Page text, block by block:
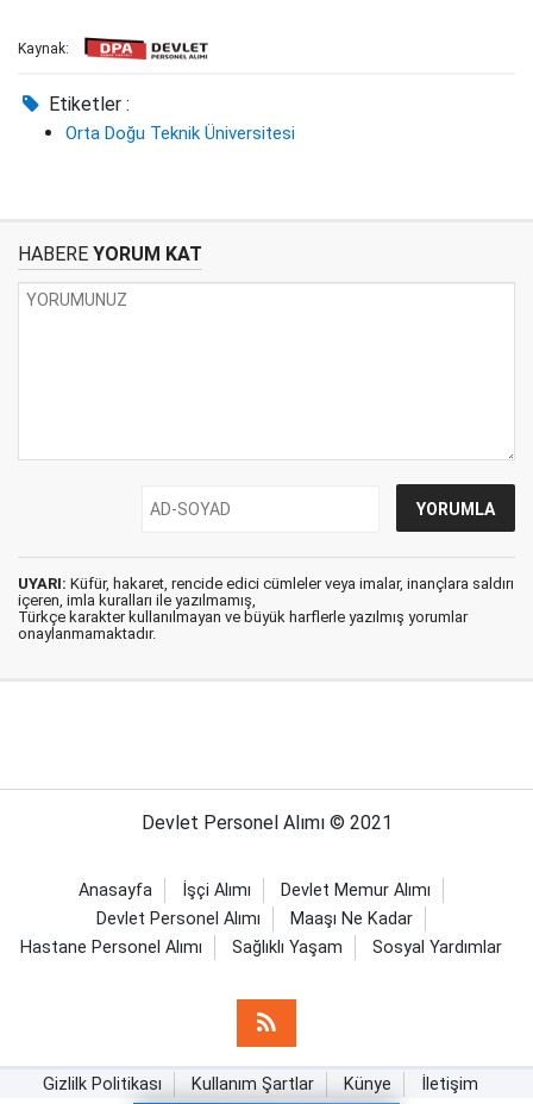
Kaynak:
Etiketler :
Orta Doğu Teknik Üniversitesi
HABERE YORUM KAT
UYARI: Küfür, hakaret, rencide edici cümleler veya imalar, inançlara saldırı
içeren, imla kuralları ile yazılmamış,
Türkçe karakter kullanılmayan ve büyük harflerle yazılmış yorumlar
onaylanmamaktadır.
Devlet Personel Alımı © 2021
Anasayfa İşçi Alımı
Devlet Memur Alımı
Devlet Personel Alımı
Maaşı Ne Kadar
Hastane Personel Alımı
Sağlıklı Yaşam Sosyal Yardımlar
Gizlilk Politikası Kullanım Şartlar Künye İletişim